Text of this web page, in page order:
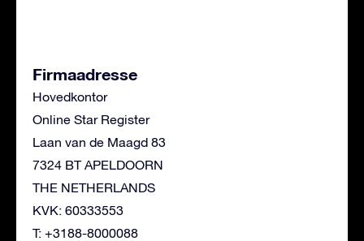
Firmaadresse
Hovedkontor
Online Star Register
Laan van de Maagd 83
7324 BT APELDOORN
THE NETHERLANDS
KVK: 60333553
T: +3188-8000088